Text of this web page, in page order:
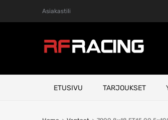
Asiakastili
ETUSIVU TARJOUKSET